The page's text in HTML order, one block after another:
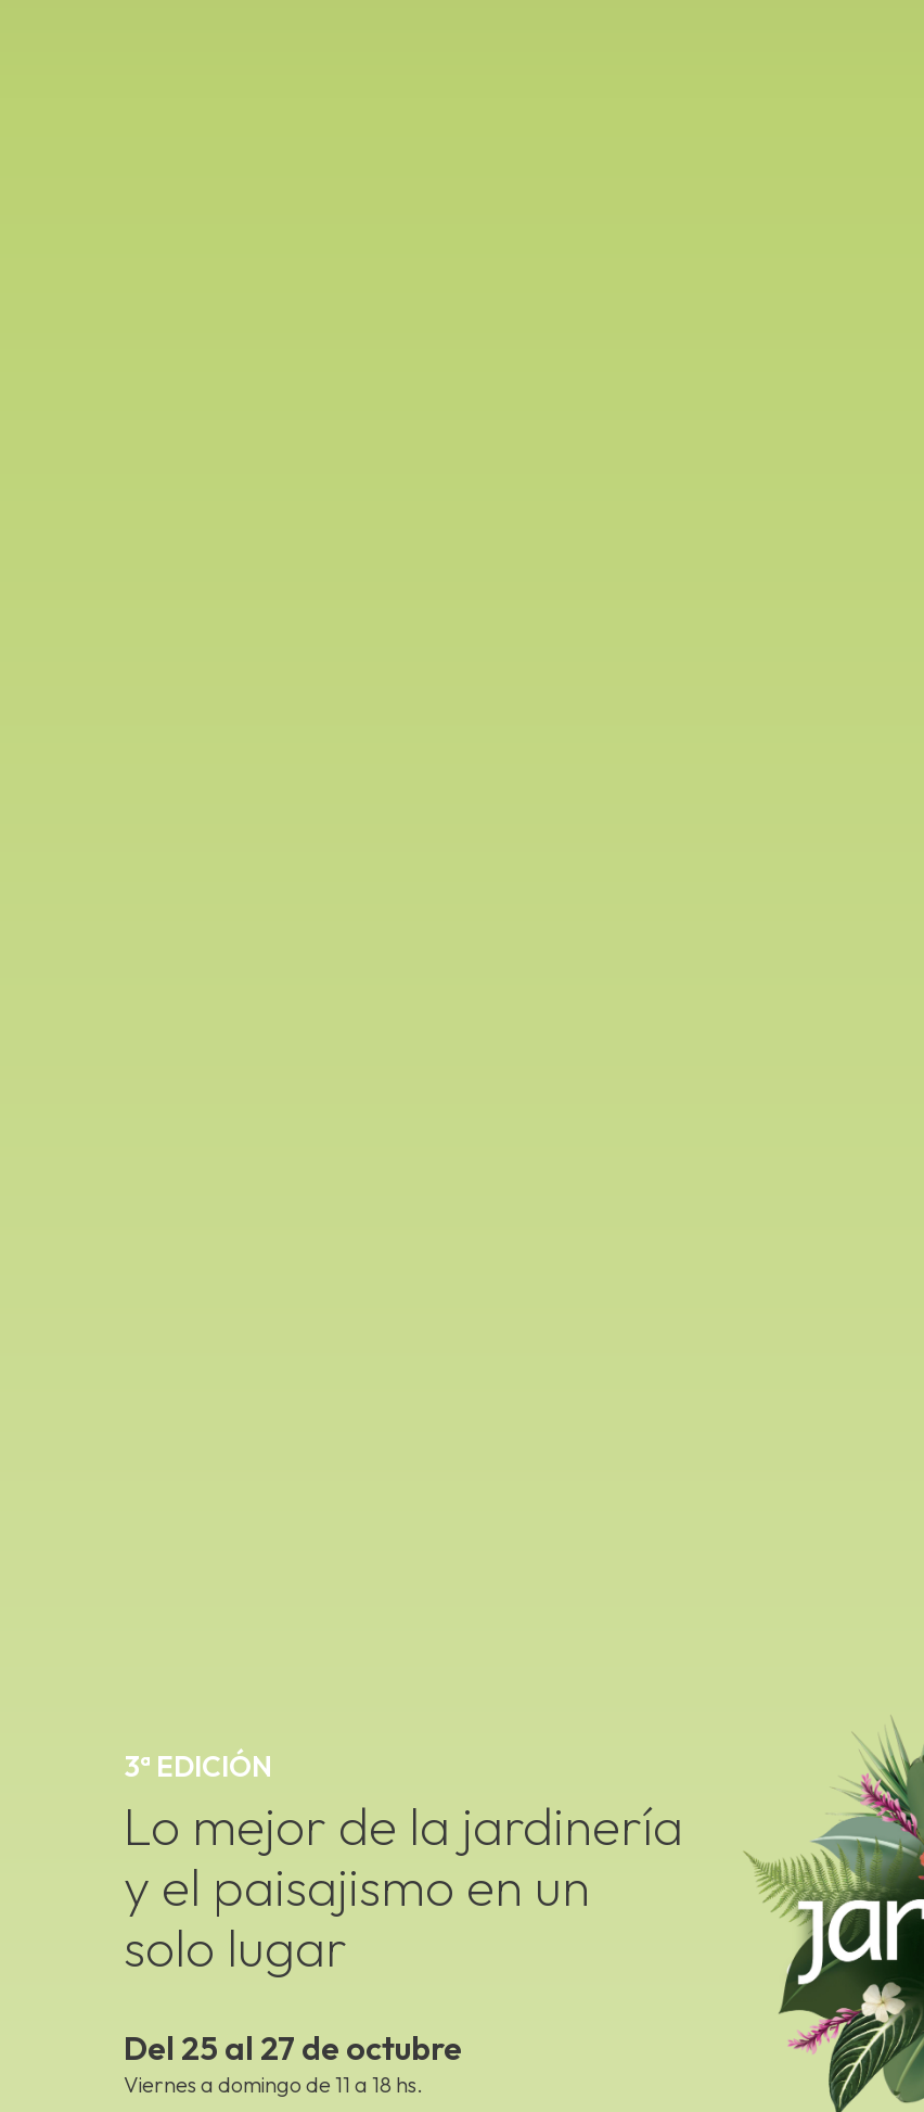
3ª EDICIÓN
Lo mejor de la jardinería
y el paisajismo en un
solo lugar
Del 25 al 27 de octubre
Viernes a domingo de 11 a 18 hs.